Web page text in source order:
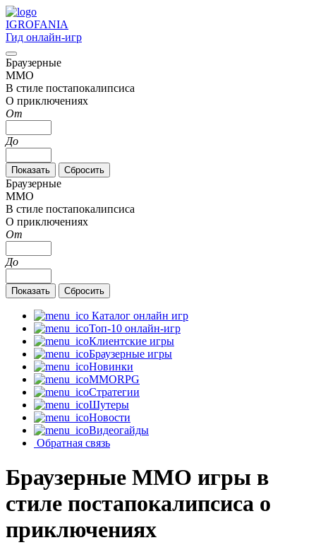
IGROFANIA
Гид онлайн-игр
Браузерные
MMO
В стиле постапокалипсиса
О приключениях
От
До
Браузерные
MMO
В стиле постапокалипсиса
О приключениях
От
До
Каталог онлайн игр
Топ-10 онлайн-игр
Клиентские игры
Браузерные игры
Новинки
MMORPG
Стратегии
Шутеры
Новости
Видеогайды
Обратная связь
Браузерные MMO игры в
стиле постапокалипсиса о
приключениях